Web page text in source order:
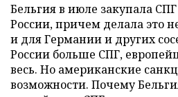
Бельгия в июле закупала
России, причем делала это
и для Германии и других
России больше СПГ,
весь. Но американские
возможности. Почему